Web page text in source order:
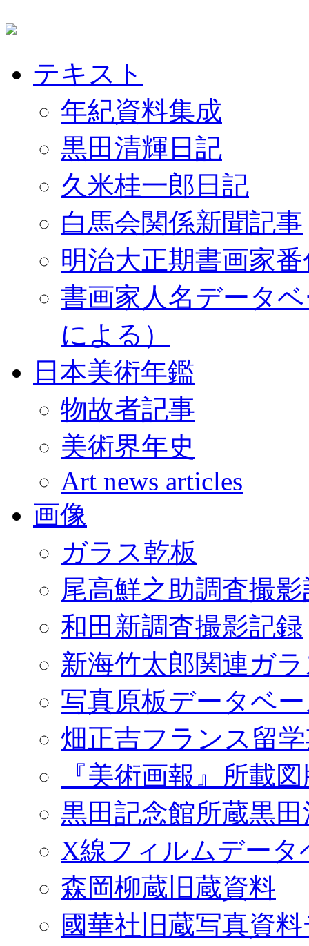
テキスト
年紀資料集成
黒田清輝日記
久米桂一郎日記
白馬会関係新聞記事
明治大正期書画家
書画家人名データ
による）
日本美術年鑑
物故者記事
美術界年史
Art news articles
画像
ガラス乾板
尾高鮮之助調査撮
和田新調査撮影記録
新海竹太郎関連ガ
写真原板データベ
畑正吉フランス留
『美術画報』所載
黒田記念館所蔵黒
X線フィルムデータ
森岡柳蔵旧蔵資料
國華社旧蔵写真資